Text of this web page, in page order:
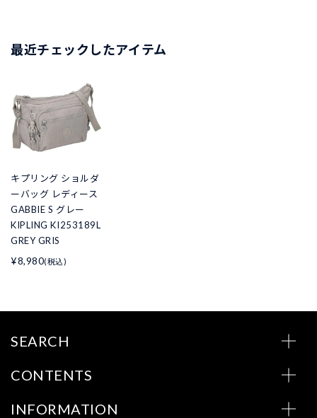
最近チェックしたアイテム
キプリング ショルダ
ーバッグ レディース
GABBIE S グレー
KIPLING KI253189L
GREY GRIS
¥8,980(税込)
SEARCH
CONTENTS
INFORMATION